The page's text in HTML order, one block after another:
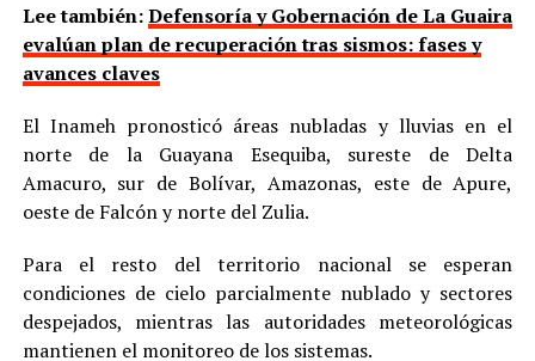
Lee también:Defensoría y Gobernación de La Guaira
evalúan plan de recuperación tras sismos: fases y
avances claves
El Inameh pronosticó áreas nubladas y lluvias en el
norte de la Guayana Esequiba, sureste de Delta
Amacuro, sur de Bolívar, Amazonas, este de Apure,
oeste de Falcón y norte del Zulia.
Para el resto del territorio nacional se esperan
condiciones de cielo parcialmente nublado y sectores
despejados, mientras las autoridades meteorológicas
mantienen el monitoreo de los sistemas.